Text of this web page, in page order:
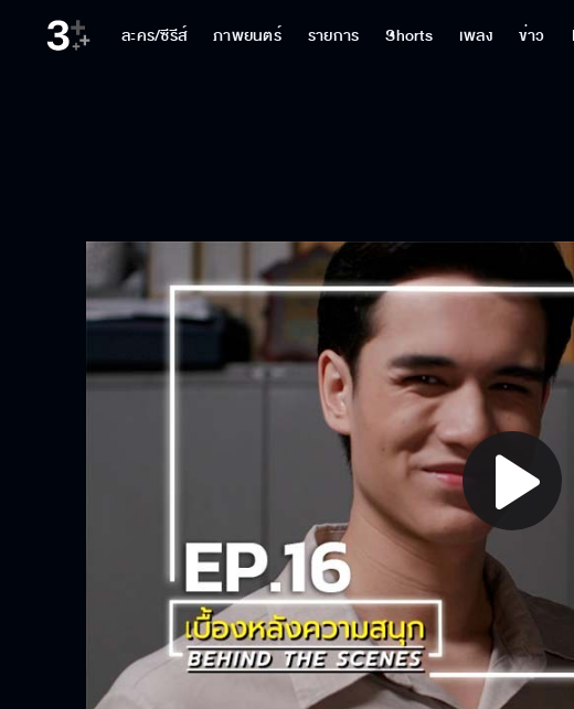
ละคร/ซีรีส์ ภาพยนตร์ รายการ Shorts เพลง ข่าว
Play
Video